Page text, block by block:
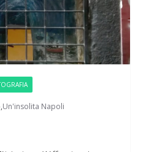
,Un'insolita Napoli